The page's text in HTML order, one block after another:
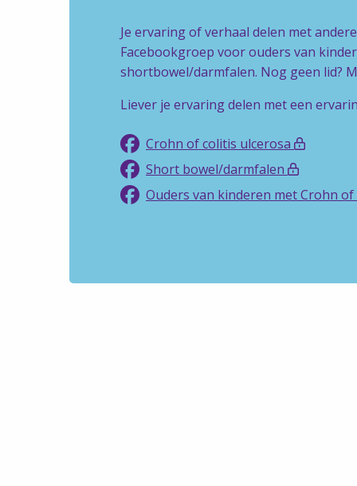
Je ervaring of verhaal delen met
Facebookgroep voor ouders van
shortbowel/darmfalen. Nog geen lid?
Liever je ervaring delen met een
Crohn of colitis ulcerosa
Short bowel/darmfalen
Ouders van kinderen met Crohn